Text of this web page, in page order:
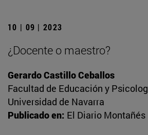
10 | 09 | 2023
¿Docente o maestro?
Gerardo Castillo Ceballos
Facultad de Educación y
Universidad de Navarra
Publicado en: El Diario Montañés